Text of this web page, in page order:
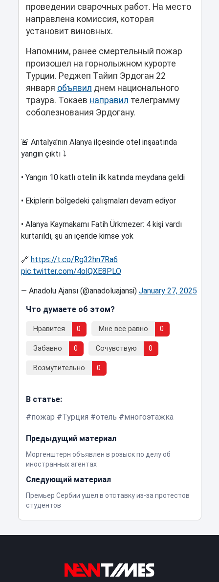
проведении сварочных работ. На место
направлена комиссия, которая
установит виновных.
Напомним, ранее смертельный пожар
произошел на горнолыжном курорте
Турции. Реджеп Тайип Эрдоган 22
января объявил днем национального
траура. Токаев направил телеграмму
соболезнования Эрдогану.
🚨 Antalya'nın Alanya ilçesinde otel inşaatında
yangın çıktı ⤵️
• Yangın 10 katlı otelin ilk katında meydana geldi
• Ekiplerin bölgedeki çalışmaları devam ediyor
• Alanya Kaymakamı Fatih Ürkmezer: 4 kişi vardı
kurtarıldı, şu an içeride kimse yok
🔗 https://t.co/Rg32hn7Ra6
pic.twitter.com/4olQXE8PLO
— Anadolu Ajansı (@anadoluajansi) January 27, 2025
Что думаете об этом?
Нравится 0 Мне все равно 0
Забавно 0 Сочувствую 0
Возмутительно 0
В статье:
пожар
Турция отель многоэтажка
Предыдущий материал
Моргенштерн объявлен в розыск по делу об
иностранных агентах
Следующий материал
Премьер Сербии ушел в отставку из-за протестов
студентов